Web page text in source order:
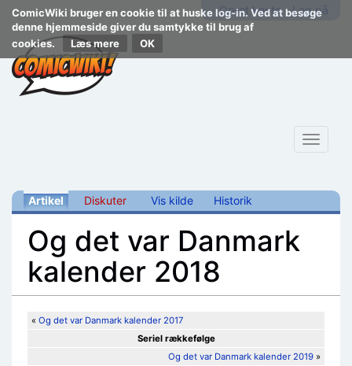
ComicWiki bruger en cookie til at huske log-in. Ved at besøge
denne hjemmeside giver du samtykke til brug af
cookies.
Læs mere
Opret konto Log på
Toggle
Artikel Diskuter Vis kilde Historik
Og det var Danmark
kalender 2018
« Og det var Danmark kalender 2017
Seriel rækkefølge
Og det var Danmark kalender 2019 »